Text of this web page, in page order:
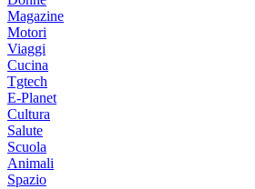
Magazine
Motori
Viaggi
Cucina
Tgtech
E-Planet
Cultura
Salute
Scuola
Animali
Spazio